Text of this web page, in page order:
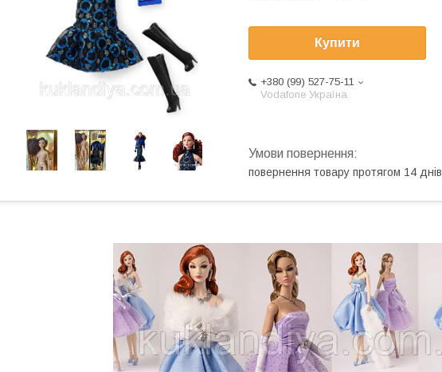
Купити
+380 (99) 527-75-11
Vodafone Україна
повернення товару протягом 14 днів